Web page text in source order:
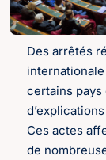
Des arrêtés
certains pays
Ces actes
de